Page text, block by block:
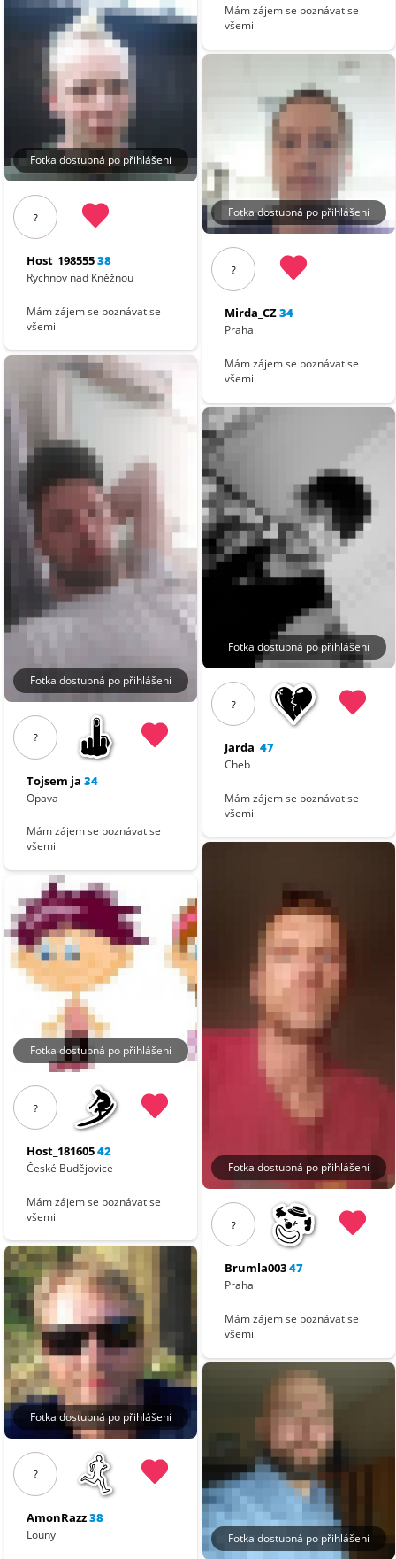
Fotka dostupná po přihlášení
?
Host_19855538
Rychnov nad Kněžnou
Mám zájem se poznávat se
všemi
Fotka dostupná po přihlášení
?
Tojsem ja 34
Opava
Mám zájem se poznávat se
všemi
Fotka dostupná po přihlášení
?
Host_18160542
České Budějovice
Mám zájem se poznávat se
všemi
Fotka dostupná po přihlášení
?
AmonRazz38
Louny
Mám zájem se poznávat se
všemi
Fotka dostupná po přihlášení
?
Mirda_CZ34
Praha
Mám zájem se poznávat se
všemi
Fotka dostupná po přihlášení
?
Jarda 47
Cheb
Mám zájem se poznávat se
všemi
Fotka dostupná po přihlášení
?
Brumla00347
Praha
Mám zájem se poznávat se
všemi
Fotka dostupná po přihlášení